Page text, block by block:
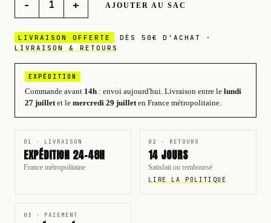
− 1 + AJOUTER AU SAC
LIVRAISON OFFERTE
DÈS 50€ D'ACHAT ·
LIVRAISON & RETOURS
EXPÉDITION
Commande avant 14h : envoi aujourd'hui. Livraison entre le lundi
27 juillet et le mercredi 29 juillet en France métropolitaine.
01 · LIVRAISON
EXPÉDITION 24-48H
France métropolitaine
02 · RETOURS
14 JOURS
Satisfait ou remboursé
LIRE LA POLITIQUE
03 · PAIEMENT